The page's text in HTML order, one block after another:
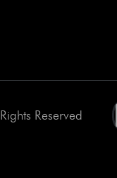
Reserved